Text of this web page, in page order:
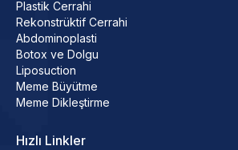
Plastik Cerrahi
Rekonstrüktif Cerrahi
Abdominoplasti
Botox ve Dolgu
Liposuction
Meme Büyütme
Meme Dikleştirme
Hızlı Linkler